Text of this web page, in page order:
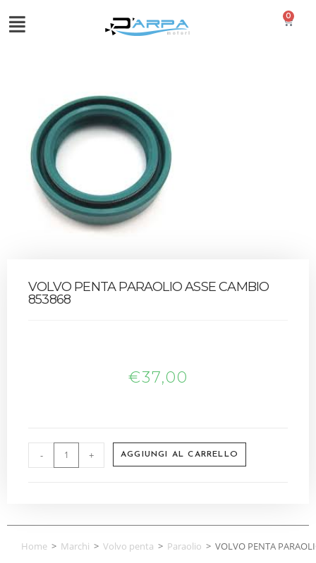
0
VOLVO PENTA PARAOLIO ASSE CAMBIO
853868
€37,00
- + AGGIUNGI AL CARRELLO
Home > Marchi > Volvo penta > Paraolio > VOLVO PENTA